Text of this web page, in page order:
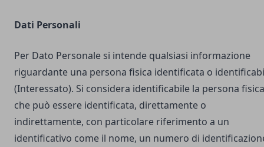
Dati Personali
Per Dato Personale si intende qualsiasi informazione
riguardante una persona fisica identificata o
(Interessato). Si considera identificabile la persona fisica
che può essere identificata, direttamente o
indirettamente, con particolare riferimento a un
identificativo come il nome, un numero di